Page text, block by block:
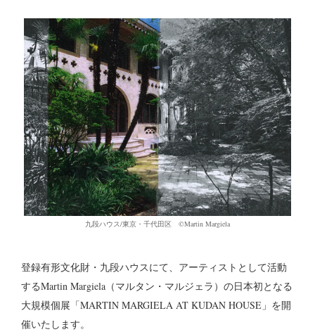
九段ハウス/東京・千代田区 ©︎Martin Margiela
登録有形文化財・九段ハウスにて、アーティストとして活動
するMartin Margiela（マルタン・マルジェラ）の日本初となる
大規模個展「MARTIN MARGIELA AT KUDAN HOUSE」を開
催いたします。